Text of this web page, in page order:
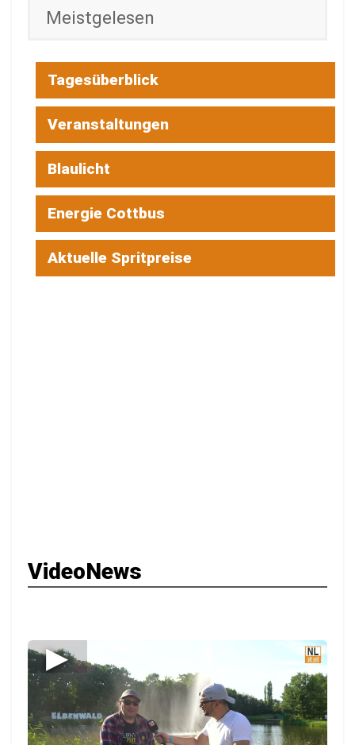
Meistgelesen
Tagesüberblick
Veranstaltungen
Blaulicht
Energie Cottbus
Aktuelle Spritpreise
VideoNews
▶